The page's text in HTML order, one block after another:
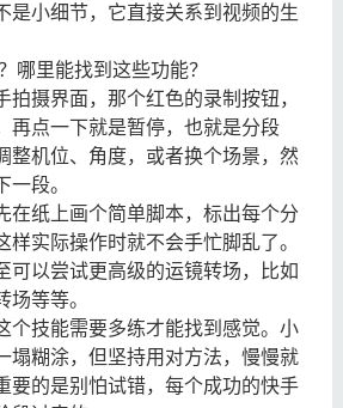
是小细节，它直接关系到视频的生
哪里能找到这些功能？
拍摄界面，那个红色的录制按钮，
再点一下就是暂停，也就是分段
整机位、角度，或者换个场景，然
一段。
在纸上画个简单脚本，标出每个分
样实际操作时就不会手忙脚乱了。
可以尝试更高级的运镜转场，比如
场等等。
个技能需要多练才能找到感觉。小
塌糊涂，但坚持用对方法，慢慢就
要的是别怕试错，每个成功的快手